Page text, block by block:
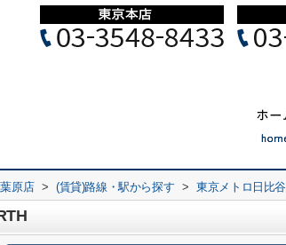
原店 > (賃貸)路線・駅から探す > 東京メトロ日比